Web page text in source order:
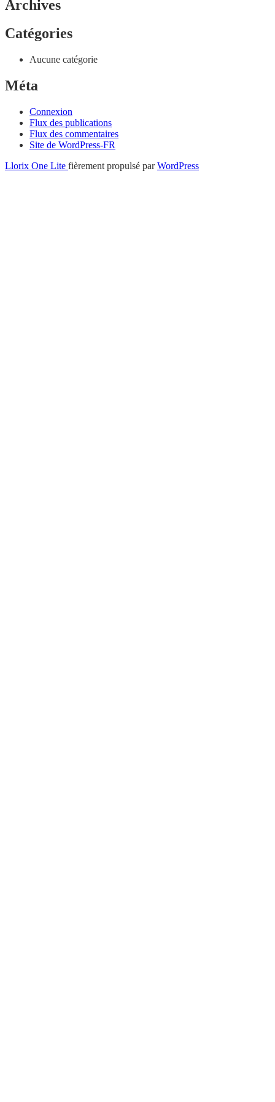
Archives
Catégories
Aucune catégorie
Méta
Connexion
Flux des publications
Flux des commentaires
Site de WordPress-FR
Menu
Llorix One Lite fièrement propulsé parWordPress